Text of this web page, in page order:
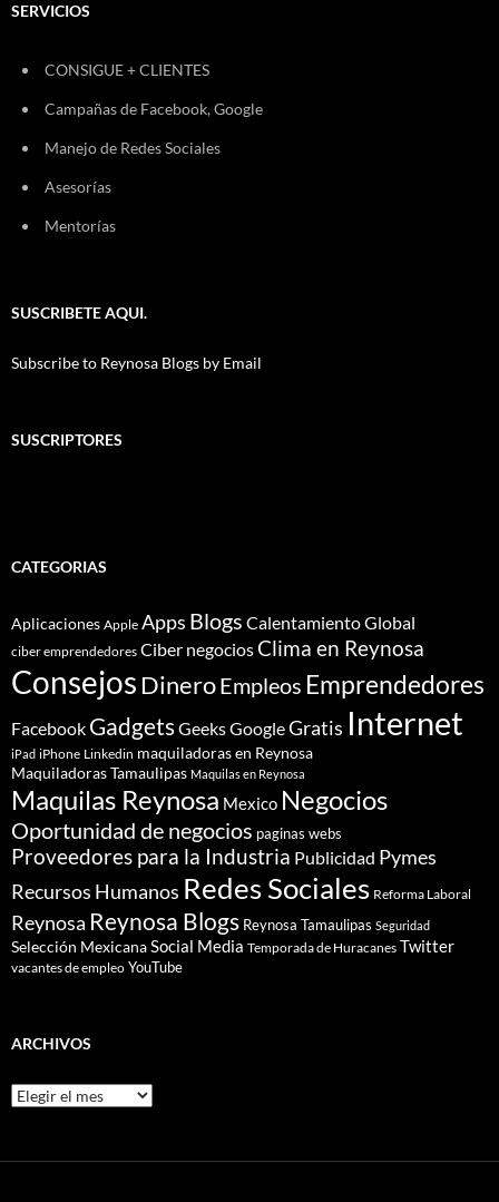
SERVICIOS
CONSIGUE + CLIENTES
Campañas de Facebook, Google
Manejo de Redes Sociales
Asesorías
Mentorías
SUSCRIBETE AQUI.
Subscribe to Reynosa Blogs by Email
SUSCRIPTORES
CATEGORIAS
Aplicaciones Apple Apps Blogs Calentamiento Global
ciber emprendedores Ciber negociosClima en Reynosa
ConsejosDineroEmpleos Emprendedores
Facebook GadgetsGeeksGoogleGratis Internet
iPad iPhone Linkedin maquiladoras en Reynosa
Maquiladoras Tamaulipas Maquilas en Reynosa
Maquilas Reynosa Mexico Negocios
Oportunidad de negocios paginas webs
Proveedores para la Industria Publicidad Pymes
Recursos Humanos Redes Sociales Reforma Laboral
Reynosa Reynosa Blogs Reynosa Tamaulipas Seguridad
Selección MexicanaSocial Media Temporada de Huracanes Twitter
vacantes de empleo YouTube
ARCHIVOS
Archivos